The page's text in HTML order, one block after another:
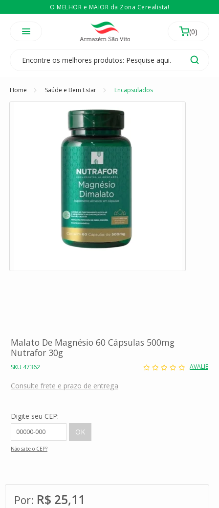
O MELHOR e MAIOR da Zona Cerealista!
Temos 3 lojas físicas na Zona Cerealista de São Paulo!
É revendedor? EntãoCompre no atacado
Home Saúde e Bem Estar Encapsulados
Malato De Magnésio 60 Cápsulas 500mg
Nutrafor 30g
SKU 47362 AVALIE
Consulte frete e prazo de entrega
Digite seu CEP:
Não sabe o CEP?
R$ 25,11